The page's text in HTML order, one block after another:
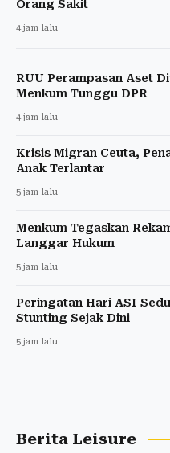
Orang Sakit
4 jam lalu
RUU Perampasan Aset
Menkum Tunggu DPR
4 jam lalu
Krisis Migran Ceuta,
Anak Terlantar
5 jam lalu
Menkum Tegaskan
Langgar Hukum
5 jam lalu
Peringatan Hari ASI
Stunting Sejak Dini
5 jam lalu
Berita Leisure